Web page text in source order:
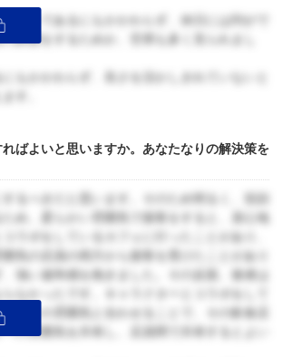
フェであるにもかかわらず、休日には列がで
調整をするためか、空席も多く見られまし
もかかわらず、良さを活かしきれていないと
す。
ばよいと思いますか。あなたなりの解決策を
るべきだと思います。そのため明るく、笑顔
め、柔らかい雰囲気で接客をすると、居心地
ラボをしているカフェに行ったことがあり、
気の店員の両方から接客を受けたことがあり
強い違和感を抱きました。その反面、後者は
なかったです。キャラクターとコラボをして
ターの雰囲気と合わせることで、その飲食店
の雰囲気を共有し、店員間で共有するとよい